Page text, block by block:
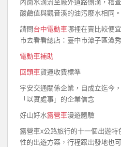
酸鹼值與觀音溪的油污廢水相同。
請問台中電動車哪裡在賣比較便
市去看看總店：臺中市潭子區潭
電動車補助
回頭車貨運收費標準
宇安交通關係企業，自成立迄今
「以實處事」的企業信念
好山好水露營車漫遊體驗
露營車x公路旅行的十一個出遊
性的出遊方案，行程跟出發地也